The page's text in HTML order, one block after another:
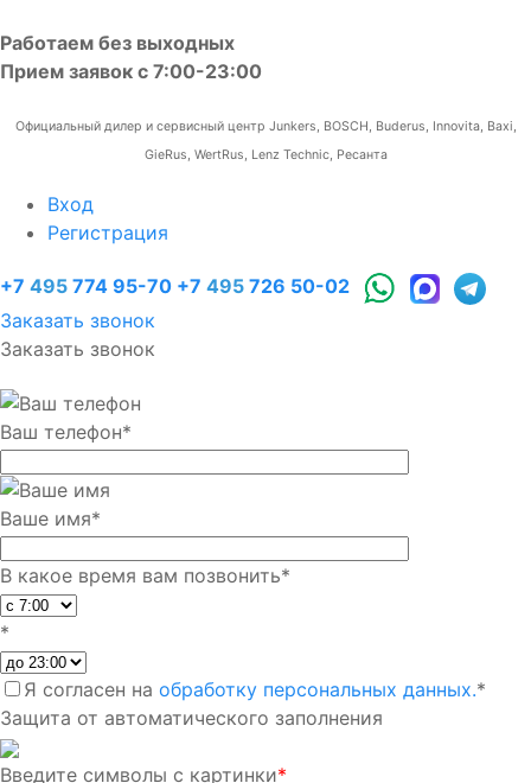
Работаем без выходных
Прием заявок с 7:00-23:00
Официальный дилер и сервисный центр Junkers, BOSCH, Buderus, Innovita, Baxi,
GieRus, WertRus, Lenz Technic, Ресанта
Вход
Регистрация
+7 495 774 95-70 +7 495 726 50-02
Заказать звонок
Заказать звонок
Ваш телефон*
Ваше имя*
В какое время вам позвонить*
*
Я согласен на обработку персональных данных.*
Защита от автоматического заполнения
Введите символы с картинки*